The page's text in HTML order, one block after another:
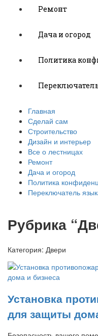
Ремонт
Дача и огород
Политика
Главная
Сделай сам
Строительство
Дизайн и интерьер
Все о лестницах
Ремонт
Дача и огород
Политика
Переключатель
Рубрика
Категория: Двери
Установка
для защиты